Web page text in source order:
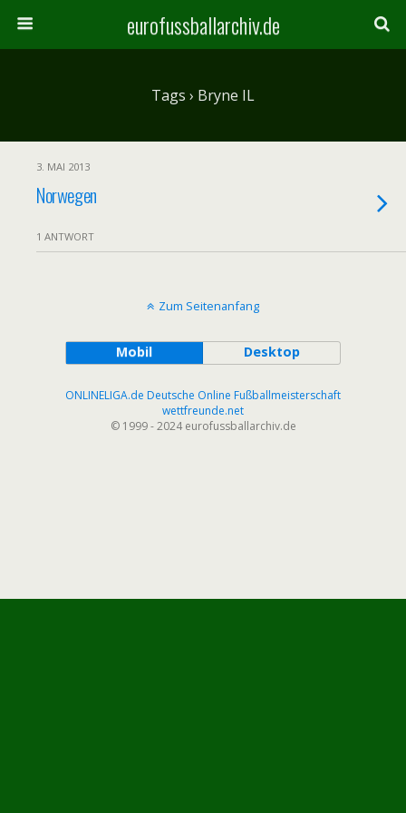
eurofussballarchiv.de
Tags › Bryne IL
3. MAI 2013
Norwegen
1 ANTWORT
Zum Seitenanfang
Mobil Desktop
ONLINELIGA.de Deutsche Online Fußballmeisterschaft
wettfreunde.net
© 1999 - 2024 eurofussballarchiv.de